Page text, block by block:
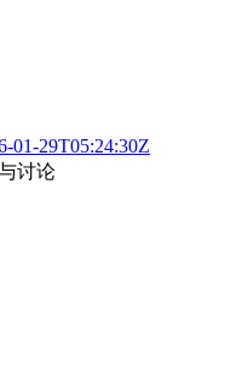
01-29T05:24:30Z
讨论